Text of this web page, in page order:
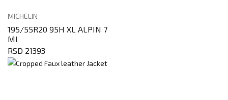
MICHELIN
195/55R20 95H XL ALPIN 7
MI
RSD 21393